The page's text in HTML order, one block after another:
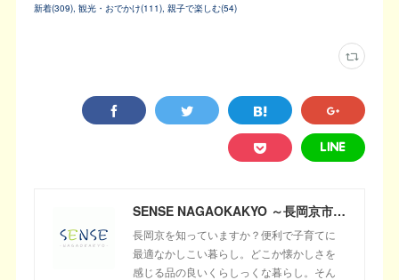
新着(309) 観光・おでかけ(111) 親子で楽しむ(54)
SENSE NAGAOKAKYO ～長岡京市のサブサイト～
長岡京を知っていますか？便利で子育てに
最適なかしこい暮らし。どこか懐かしさを
感じる品の良いくらしっくな暮らし。そん